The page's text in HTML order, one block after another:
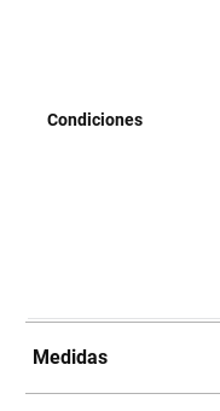
Condiciones
Medidas